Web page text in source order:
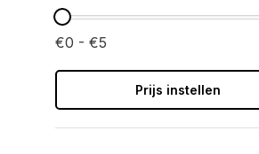
€0 - €5
Prijs instellen